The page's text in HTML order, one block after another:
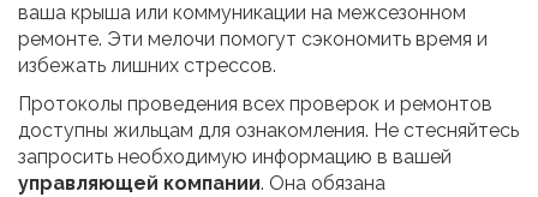
ваша крыша или коммуникации на межсезонном
ремонте. Эти мелочи помогут сэкономить время и
избежать лишних стрессов.
Протоколы проведения всех проверок и ремонтов
доступны жильцам для ознакомления. Не стесняйтесь
запросить необходимую информацию в вашей
управляющей компании. Она обязана